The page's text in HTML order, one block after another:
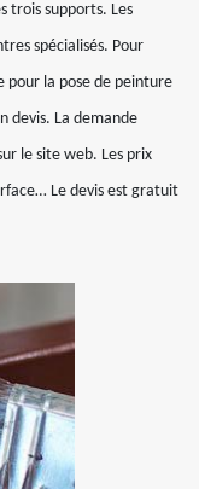
trois supports. Les
spécialisés. Pour
pour la pose de peinture
devis. La demande
le site web. Les prix
Le devis est gratuit